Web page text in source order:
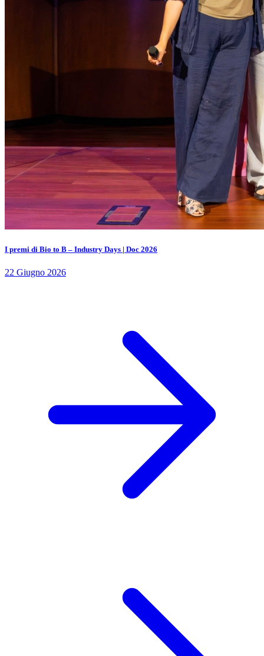
I premi di Bio to B – Industry Days | Doc 2026
22 Giugno 2026